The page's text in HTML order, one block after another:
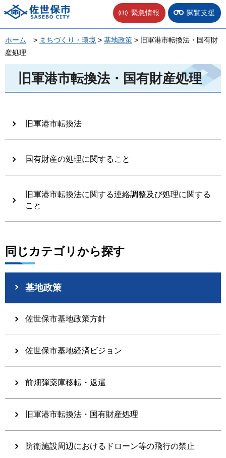
佐世保市 緊急情報 閲覧支援
ホーム > まちづくり・環境 > 基地政策 > 旧軍港市転換法・国有財
産処理
旧軍港市転換法・国有財産処理
旧軍港市転換法
国有財産の処理に関すること
旧軍港市転換法に関する連絡調整及び処理に関する
こと
同じカテゴリから探す
基地政策
佐世保市基地政策方針
佐世保市基地経済ビジョン
前畑弾薬庫移転・返還
旧軍港市転換法・国有財産処理
防衛施設周辺におけるドローン等の飛行の禁止